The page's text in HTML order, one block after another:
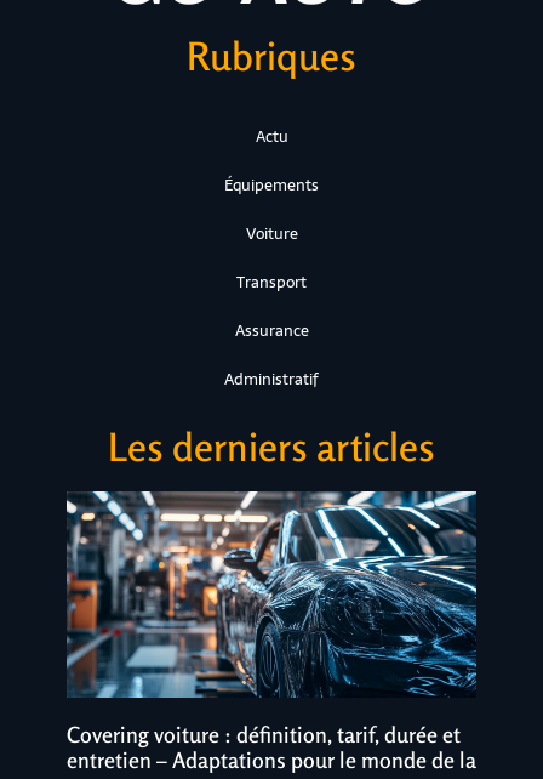
Rubriques
Actu
Équipements
Voiture
Transport
Assurance
Administratif
Les derniers articles
Covering voiture : définition, tarif, durée et
entretien – Adaptations pour le monde de la